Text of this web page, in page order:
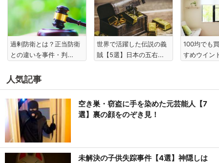
過剰防衛とは？正当防衛
との違いを事件・判...
世界で活躍した伝説の義
賊【5選】日本の五右...
100均でも
すめウイン
人気記事
空き巣・窃盗に手を染めた元芸能人【7
選】裏の顔をのぞき見！
未解決の子供失踪事件【4選】神隠しは